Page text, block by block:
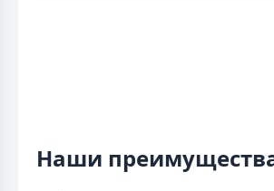
Наши